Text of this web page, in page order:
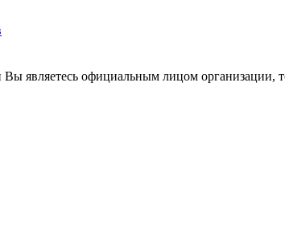
являетесь официальным лицом организации,